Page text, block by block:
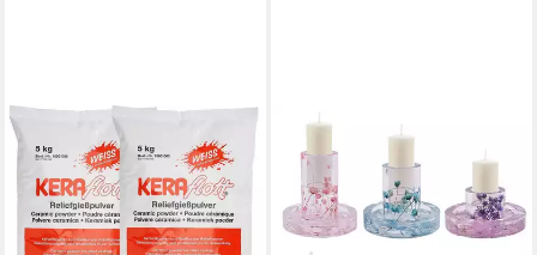
Modelliermasse Gießmasse
KERAflott 2 x 5 kg weiß (2
Stück), Keramik, Porzellan,
bemalbar, bruchfest
CLTYQ
Modellierwerkzeug Ostern
Kerzenhalter Silikonform, DIY
Kerzenhalter-Gießform
15,66 €
37,66 €